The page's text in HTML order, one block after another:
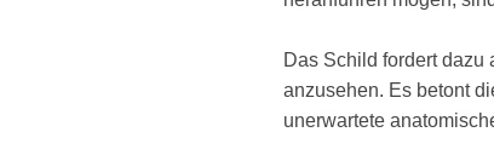
Das Schild fordert
anzusehen. Es betont
unerwartete